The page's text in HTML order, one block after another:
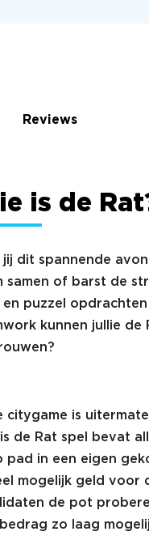
Reviews
is de
jij dit spannende
samen of barst de
en puzzel
kunnen jullie de
citygame is
de Rat spel bevat
pad in een eigen
mogelijk geld voor
de pot
zo laag